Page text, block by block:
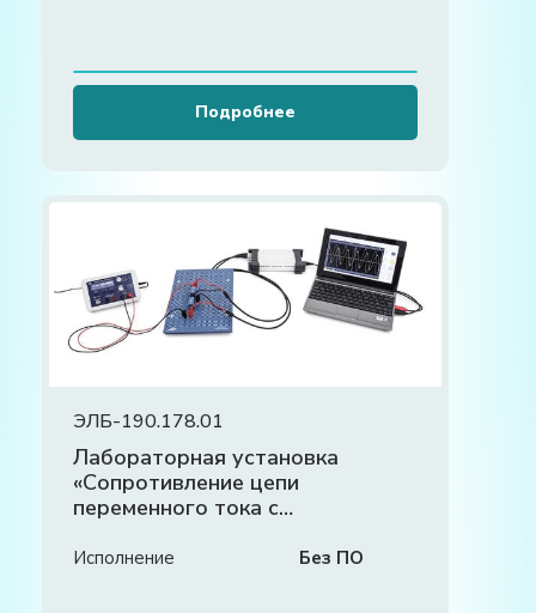
Подробнее
ЭЛБ-190.178.01
Лабораторная установка
«Сопротивление цепи
переменного тока с
нагрузками»
Исполнение Без ПО